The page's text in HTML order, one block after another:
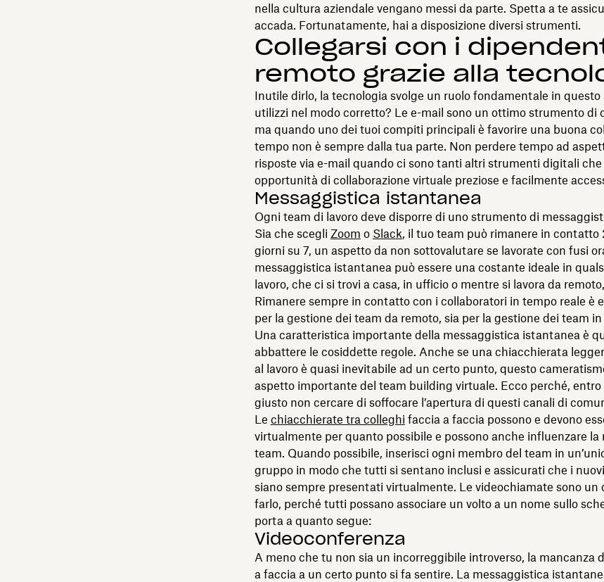
nella cultura aziendale vengano messi da parte. Spetta a te
accada. Fortunatamente, hai a disposizione diversi strumenti.
Collegarsi con i
remoto grazie alla
Inutile dirlo, la tecnologia svolge un ruolo fondamentale in questo
utilizzi nel modo corretto? Le e-mail sono un ottimo strumento di
ma quando uno dei tuoi compiti principali è favorire una buona
tempo non è sempre dalla tua parte. Non perdere tempo ad
risposte via e-mail quando ci sono tanti altri strumenti digitali
opportunità di collaborazione virtuale preziose e facilmente
Messaggistica istantanea
Ogni team di lavoro deve disporre di uno strumento di
Sia che scegli Zoom o Slack, il tuo team può rimanere in contatto
giorni su 7, un aspetto da non sottovalutare se lavorate con fusi
messaggistica istantanea può essere una costante ideale in
lavoro, che ci si trovi a casa, in ufficio o mentre si lavora da
Rimanere sempre in contatto con i collaboratori in tempo reale è
per la gestione dei team da remoto, sia per la gestione dei team
Una caratteristica importante della messaggistica istantanea è
abbattere le cosiddette regole. Anche se una chiacchierata
al lavoro è quasi inevitabile ad un certo punto, questo
aspetto importante del team building virtuale. Ecco perché,
giusto non cercare di soffocare l’apertura di questi canali di
Le chiacchierate tra colleghi faccia a faccia possono e devono
virtualmente per quanto possibile e possono anche influenzare la
team. Quando possibile, inserisci ogni membro del team in
gruppo in modo che tutti si sentano inclusi e assicurati che i
siano sempre presentati virtualmente. Le videochiamate sono un
farlo, perché tutti possano associare un volto a un nome sullo
porta a quanto segue:
Videoconferenza
A meno che tu non sia un incorreggibile introverso, la mancanza
a faccia a un certo punto si fa sentire. La messaggistica